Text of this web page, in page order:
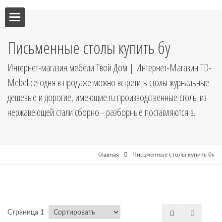
кухни
Письменные столы купить бу
Интернет-магазин мебели Твой Дом | Интернет-Магазин TD-
Mebel сегодня в продаже можно встретить столы журнальные
дешевые и дорогие, имеющие.ru производственные столы из
нержавеющей стали сборно - разборные поставляются в.
Главная Письменные столы купить бу
Страница 1